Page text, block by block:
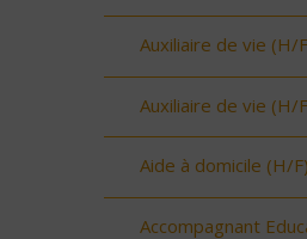
Auxiliaire de vie (H/
Auxiliaire de vie (H/
Aide à domicile (H/F)
Accompagnant